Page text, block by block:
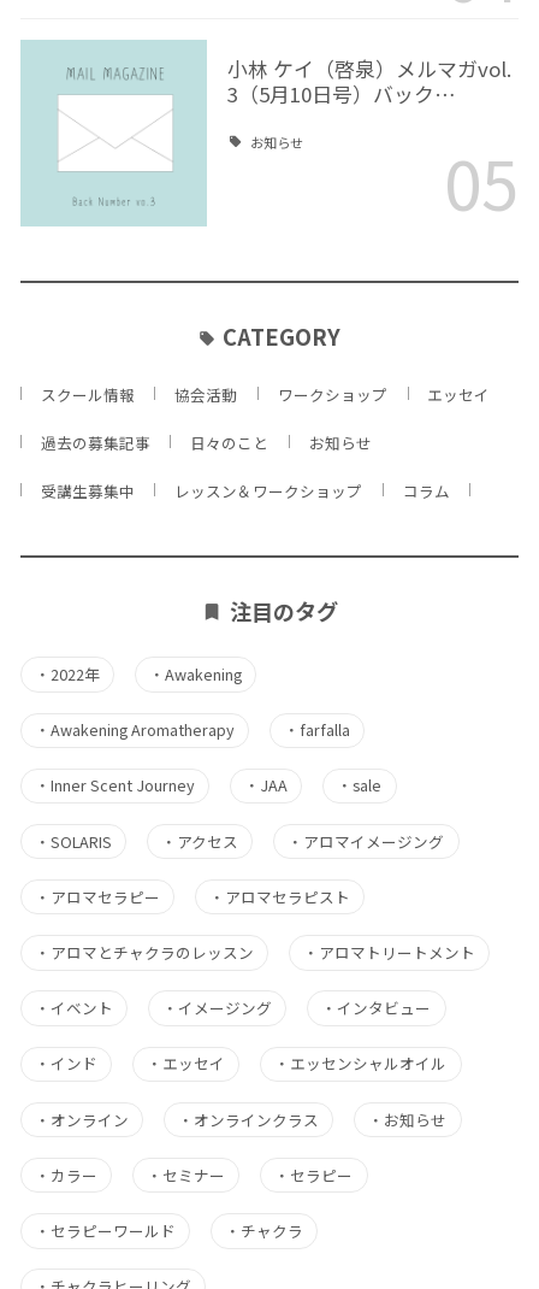
小林 ケイ（啓泉）メルマガvol.
3（5月10日号）バック…
お知らせ 05
CATEGORY
スクール情報 協会活動 ワークショップ エッセイ
過去の募集記事 日々のこと お知らせ
受講生募集中 レッスン＆ワークショップ コラム
注目のタグ
・ 2022年 ・Awakening
・ Awakening Aromatherapy ・ farfalla
・ Inner Scent Journey ・ JAA ・sale
・ SOLARIS ・ アクセス ・ アロマイメージング
・ アロマセラピー ・ アロマセラピスト
・ アロマとチャクラのレッスン ・ アロマトリートメント
・ イベント ・ イメージング ・ インタビュー
・ インド ・ エッセイ ・ エッセンシャルオイル
・ オンライン ・ オンラインクラス ・ お知らせ
・ カラー ・ セミナー ・ セラピー
・ セラピーワールド ・ チャクラ